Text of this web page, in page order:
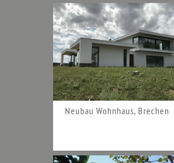
Neubau Wohnhaus, Brechen